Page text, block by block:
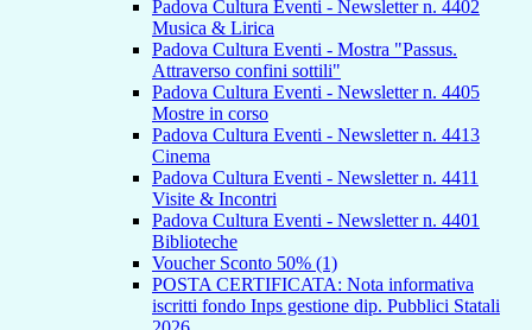
Padova Cultura Eventi - Newsletter n. 4402
Musica & Lirica
Padova Cultura Eventi - Mostra "Passus.
Attraverso confini sottili"
Padova Cultura Eventi - Newsletter n. 4405
Mostre in corso
Padova Cultura Eventi - Newsletter n. 4413
Cinema
Padova Cultura Eventi - Newsletter n. 4411
Visite & Incontri
Padova Cultura Eventi - Newsletter n. 4401
Biblioteche
Voucher Sconto 50% (1)
POSTA CERTIFICATA: Nota informativa
iscritti fondo Inps gestione dip. Pubblici Statali